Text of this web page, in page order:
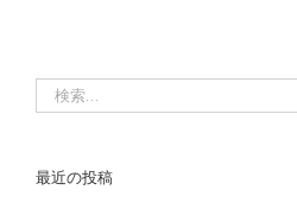
索
最近の投稿